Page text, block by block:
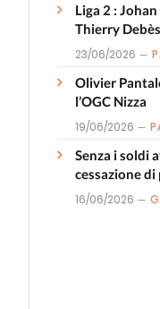
Liga 2 :
Thierry
23/06/2026
Olivier
l’OGC Nizza
19/06/2026
Senza i soldi
cessazione di
16/06/2026